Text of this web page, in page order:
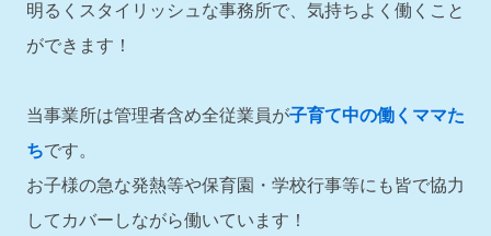
明るくスタイリッシュな事務所で、気持ちよく働くこと
ができます！
当事業所は管理者含め全従業員が子育て中の働くママた
ちです。
お子様の急な発熱等や保育園・学校行事等にも皆で協力
してカバーしながら働いています！